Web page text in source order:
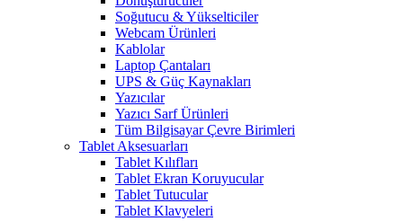
Soğutucu & Yükselticiler
Webcam Ürünleri
Kablolar
Laptop Çantaları
UPS & Güç Kaynakları
Yazıcılar
Yazıcı Sarf Ürünleri
Tüm Bilgisayar Çevre Birimleri
Tablet Aksesuarları
Tablet Kılıfları
Tablet Ekran Koruyucular
Tablet Tutucular
Tablet Klavyeleri